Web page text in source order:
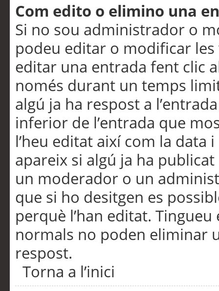
Com edito o elimino una
Si no sou administrador o
podeu editar o modificar
editar una entrada fent clic
només durant un temps
algú ja ha respost a
inferior de l’entrada que
l’heu editat així com la data
apareix si algú ja ha
un moderador o un
que si ho desitgen es
perquè l’han editat.
normals no poden eliminar
respost.
Torna a l’inici